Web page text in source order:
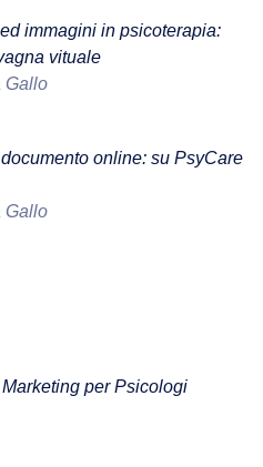
immagini in psicoterapia:
vituale
Gallo
online: su PsyCare
Gallo
per Psicologi